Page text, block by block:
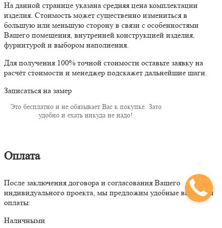
На данной странице указана средняя цена комплектации
изделия. Стоимость может существенно измениться в
большую или меньшую сторону в связи с особенностями
Вашего помещения, внутренней конструкцией изделия,
фурнитурой и выбором наполнения.
Для получения 100% точной стоимости оставьте заявку на
расчёт стоимости и менеджер подскажет дальнейшие шаги.
Записаться на замер
Это бесплатно и не обязывает Вас к покупке. Зато
удобно и ехать никуда не надо!
Оплата
После заключения договора и согласования Вашего
индивидуального проекта, мы предложим удобные варианты
оплаты:
Наличными